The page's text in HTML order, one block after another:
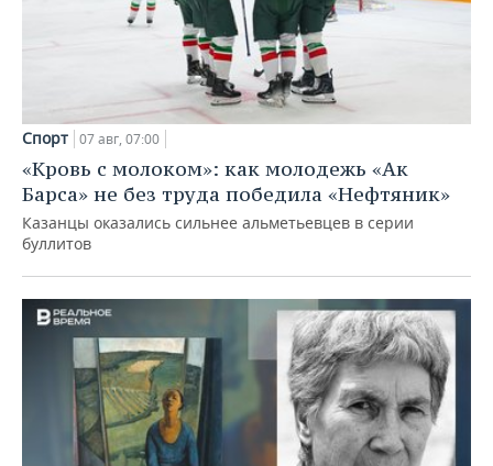
Спорт 07 авг, 07:00
«Кровь с молоком»: как молодежь «Ак
Барса» не без труда победила «Нефтяник»
Казанцы оказались сильнее альметьевцев в серии
буллитов